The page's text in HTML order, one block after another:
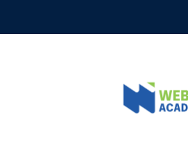
kỷ niệm 10 năm thành lập